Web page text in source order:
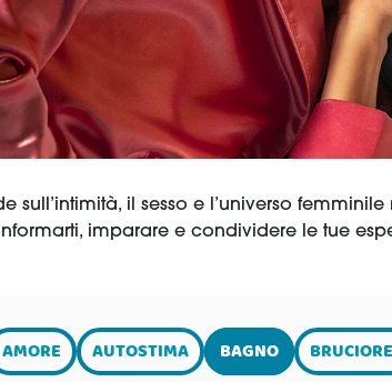
sull’intimità, il sesso e l’universo
imparare e condividere le tue
AMORE AUTOSTIMA BAGNO